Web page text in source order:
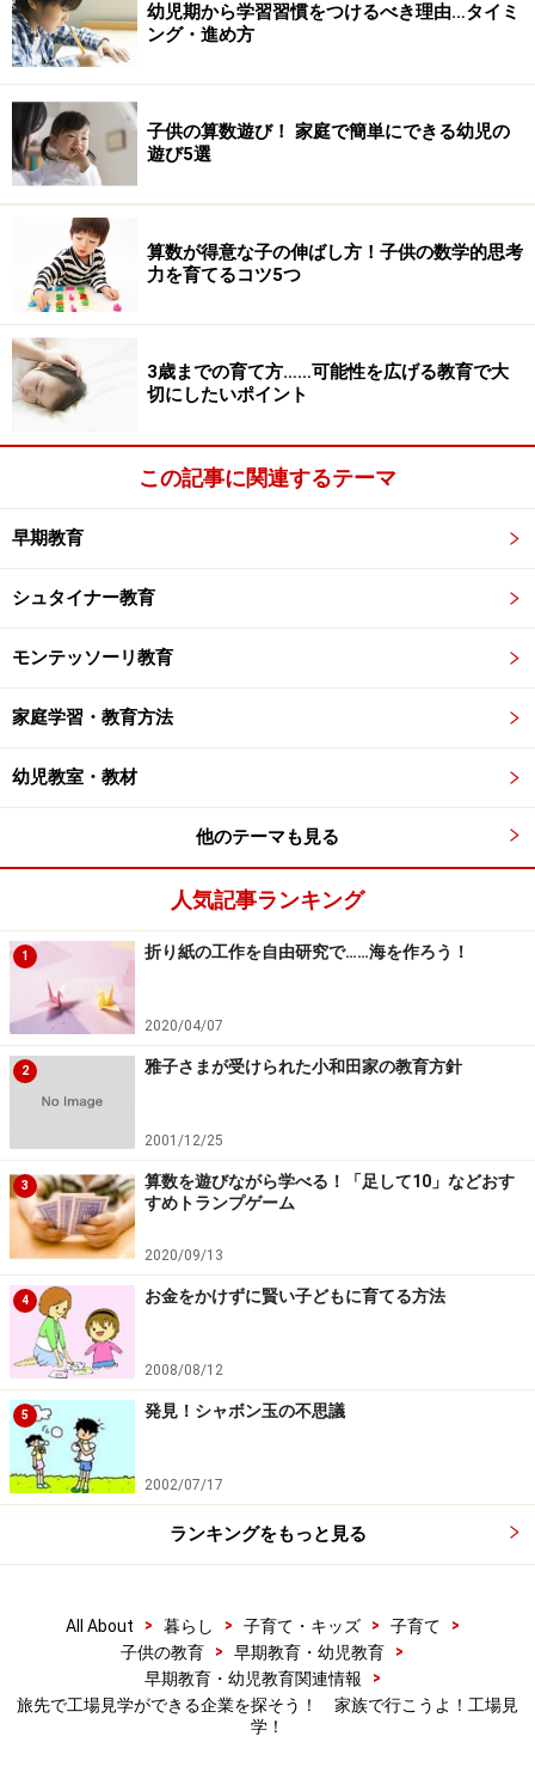
幼児期から学習習慣をつけるべき理由…タイミ
ング・進め方
子供の算数遊び！ 家庭で簡単にできる幼児の
遊び5選
算数が得意な子の伸ばし方！子供の数学的思考
力を育てるコツ5つ
3歳までの育て方……可能性を広げる教育で大
切にしたいポイント
この記事に関連するテーマ
早期教育
シュタイナー教育
モンテッソーリ教育
家庭学習・教育方法
幼児教室・教材
他のテーマも見る
人気記事ランキング
1 折り紙の工作を自由研究で……海を作ろう！
2020/04/07
2 雅子さまが受けられた小和田家の教育方針
2001/12/25
3
算数を遊びながら学べる！「足して10」などおす
すめトランプゲーム
2020/09/13
4 お金をかけずに賢い子どもに育てる方法
2008/08/12
5 発見！シャボン玉の不思議
2002/07/17
ランキングをもっと見る
All About > 暮らし > 子育て・キッズ > 子育て
>
子供の教育
> 早期教育・幼児教育
>
早期教育・幼児教育関連情報
>
旅先で工場見学ができる企業を探そう！ 家族で行こうよ！工場見
学！